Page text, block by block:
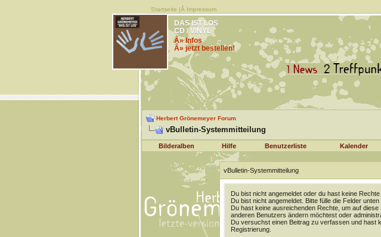
Startseite |Â Impressum
DAS IST LOS
CD / VINYL
Â» Infos
Â» jetzt bestellen!
Herbert Grönemeyer Forum
vBulletin-Systemmitteilung
Bilderalben Hilfe Benutzerliste Kalender
vBulletin-Systemmitteilung
Du bist nicht angemeldet oder du hast keine
Du bist nicht angemeldet. Bitte fülle die Felder
Du hast keine ausreichenden Rechte, um auf
anderen Benutzers ändern möchtest oder
Du versuchst einen Beitrag zu verfassen und hast
Registrierung.